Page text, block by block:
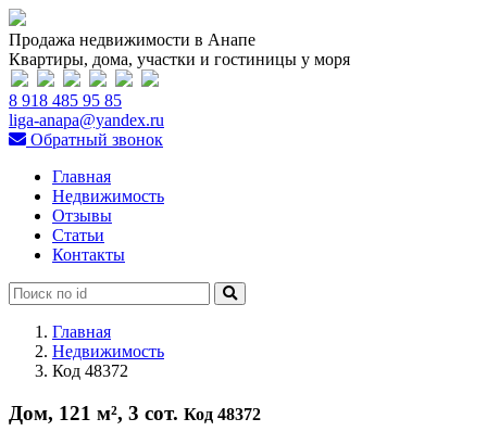
Продажа недвижимости в Анапе
Квартиры, дома, участки и гостиницы у моря
8 918 485 95 85
liga-anapa@yandex.ru
Обратный звонок
Главная
Недвижимость
Отзывы
Статьи
Контакты
Главная
Недвижимость
Код 48372
Дом, 121 м², 3 сот. Код 48372